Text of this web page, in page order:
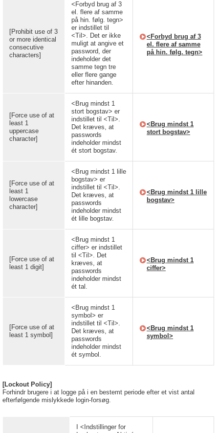
[Prohibit use of 3
or more identical
consecutive
characters]
<Forbyd brug af 3
el. flere af samme
på hin. følg. tegn>
er indstillet til
<Til>. Det er ikke
muligt at angive et
password, der
indeholder det
samme tegn tre
eller flere gange
efter hinanden.
<Forbyd brug af 3
el. flere af samme
på hin. følg. tegn>
[Force use of at
least 1
uppercase
character]
<Brug mindst 1
stort bogstav> er
indstillet til <Til>.
Det kræves, at
passwords
indeholder mindst
ét stort bogstav.
<Brug mindst 1
stort bogstav>
[Force use of at
least 1
lowercase
character]
<Brug mindst 1 lille
bogstav> er
indstillet til <Til>.
Det kræves, at
passwords
indeholder mindst
ét lille bogstav.
<Brug mindst 1 lille
bogstav>
[Force use of at
least 1 digit]
<Brug mindst 1
ciffer> er indstillet
til <Til>. Det
kræves, at
passwords
indeholder mindst
ét tal.
<Brug mindst 1
ciffer>
[Force use of at
least 1 symbol]
<Brug mindst 1
symbol> er
indstillet til <Til>.
Det kræves, at
passwords
indeholder mindst
ét symbol.
<Brug mindst 1
symbol>
[Lockout Policy]
Forhindr brugere i at logge på i en bestemt periode efter et vist antal
efterfølgende mislykkede login-forsøg.
I <Indstillinger for